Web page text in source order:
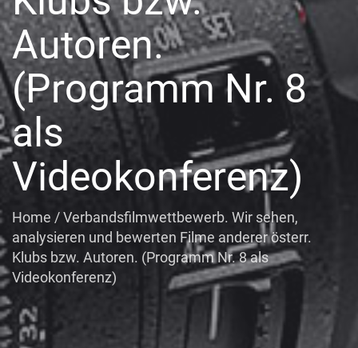
Autoren.
(Programm Nr. 8
als
Videokonferenz)
Home /Verbandsfilmwettbewerb. Wir sehen,
analysieren und bewerten Filme anderer österr.
Klubs bzw. Autoren. (Programm Nr. 8 als
Videokonferenz)